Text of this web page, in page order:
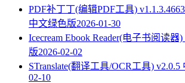
PDF补丁丁(编辑PDF工具) v1.1.3.4663
中文绿色版2026-01-30
Icecream Ebook Reader(电子书阅读器
版2026-02-02
STranslate(翻译工具/OCR工具) v2.0.5
02-10